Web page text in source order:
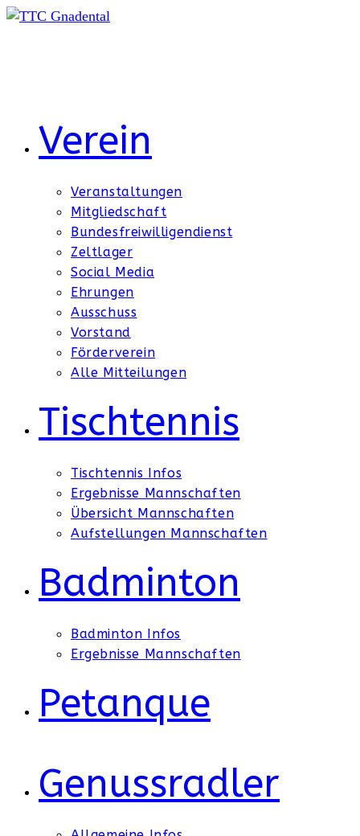
Zum
Verein
Veranstaltungen
Mitgliedschaft
Bundesfreiwilligendienst
Zeltlager
Social Media
Ehrungen
Ausschuss
Vorstand
Förderverein
Alle Mitteilungen
Tischtennis
Tischtennis Infos
Ergebnisse Mannschaften
Übersicht Mannschaften
Aufstellungen Mannschaften
Badminton
Badminton Infos
Ergebnisse Mannschaften
Petanque
Genussradler